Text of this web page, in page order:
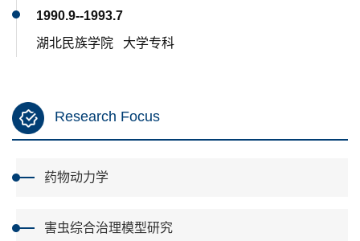
1990.9--1993.7
湖北民族学院 大学专科
Research Focus
药物动力学
害虫综合治理模型研究